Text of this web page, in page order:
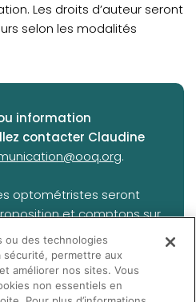
Les droits d’auteur seront
selon les modalités
information
contacter Claudine
.
optométristes seront
et comptons sur
pour faire de cette
de contribuer à une
des Québécois sur divers
ou des technologies
sécurité, permettre aux
améliorer nos sites. Vous
non essentiels en